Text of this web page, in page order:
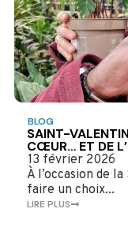
BLOG
SAINT-
CŒUR… ET DE
13 février 2026
À l’occasion de
faire un choix...
LIRE PLUS